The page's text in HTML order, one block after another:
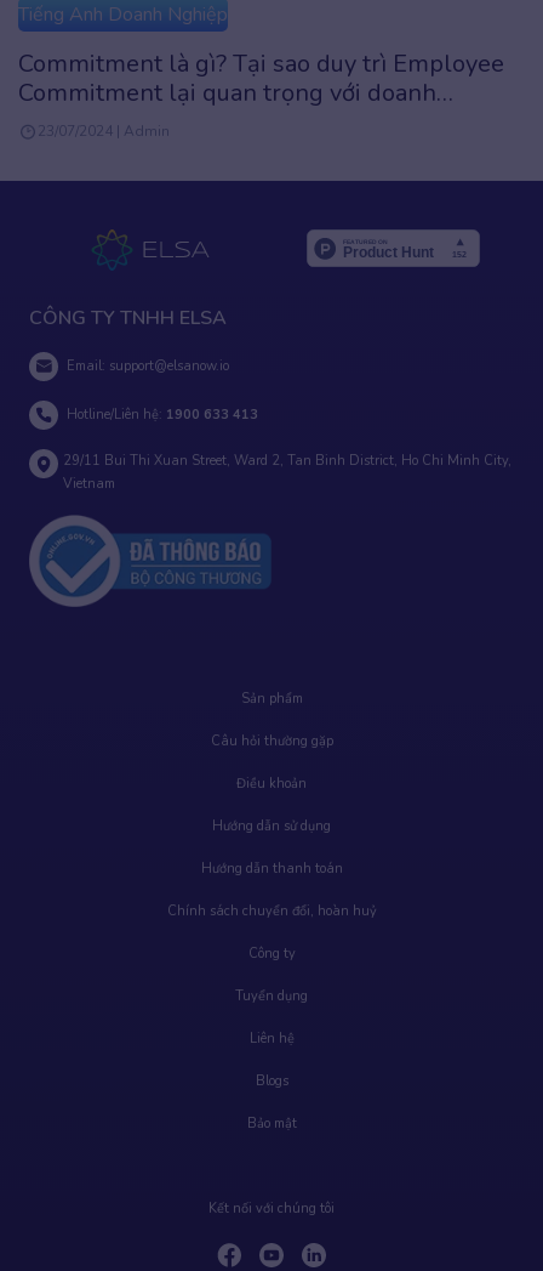
Tiếng Anh Doanh Nghiệp
Phương pháp đào tạo và phát triển nguồn
nhân lực toàn diện cho doanh nghiệp
06/02/2024 | kien.le
CÔNG TY TNHH ELSA
Email: support@elsanow.io
Hotline/Liên hệ: 1900 633 413
29/11 Bui Thi Xuan Street, Ward 2, Tan Binh District, Ho Chi Minh City,
Vietnam
Sản phẩm
Câu hỏi thường gặp
Điều khoản
Hướng dẫn sử dụng
Hướng dẫn thanh toán
Chính sách chuyển đổi, hoàn huỷ
Công ty
Tuyển dụng
Liên hệ
Blogs
Bảo mật
Kết nối với chúng tôi